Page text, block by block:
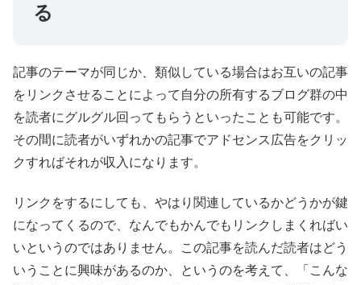
る
記事のテーマが同じか、類似している場合はお互いの記事
をリンクさせることによって自分の所有するブログ群の中
を読者にグルグル回ってもらうといったことも可能です。
その間に読者がいずれかの記事でアドセンス広告をクリッ
クすればそれが収入になります。
リンクをするにしても、やはり関連しているかどうかが鍵
になってくるので、なんでもかんでもリンクしまくればい
いというのではありません。この記事を読んだ読者はどう
いうことに興味があるのか、というのを考えて、「こんな